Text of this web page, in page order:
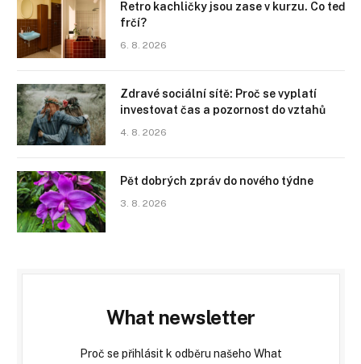
Retro kachličky jsou zase v kurzu. Co teď
frčí?
6. 8. 2026
Zdravé sociální sítě: Proč se vyplatí
investovat čas a pozornost do vztahů
4. 8. 2026
Pět dobrých zpráv do nového týdne
3. 8. 2026
What newsletter
Proč se přihlásit k odběru našeho What